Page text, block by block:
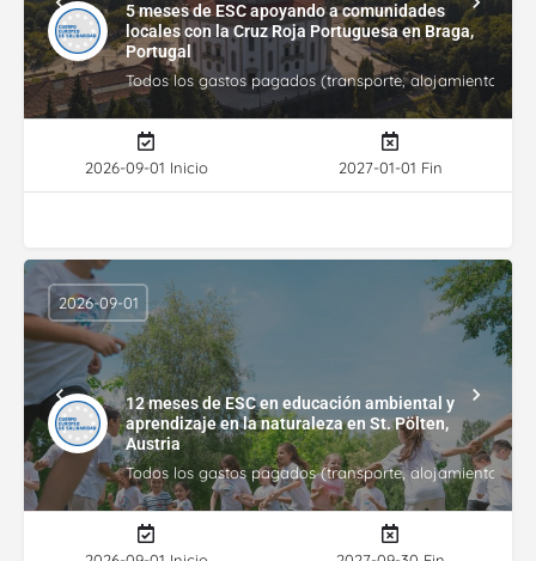
5 meses de ESC apoyando a comunidades
locales con la Cruz Roja Portuguesa en Braga,
Portugal
Todos los gastos pagados (transporte, alojamiento,
2026-09-01 Inicio 2027-01-01 Fin
12 meses de ESC en educación ambiental y
aprendizaje en la naturaleza en St. Pölten,
Austria
Todos los gastos pagados (transporte, alojamiento,
2026-09-01